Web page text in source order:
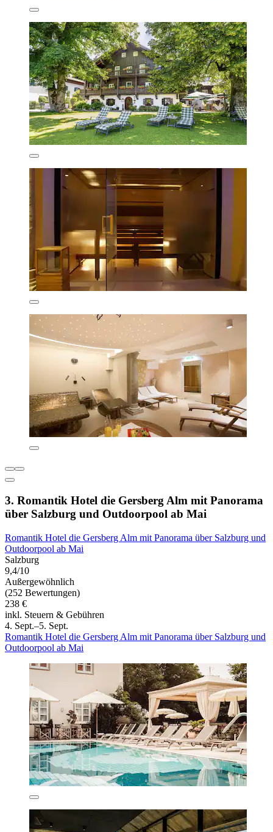
3. Romantik Hotel die Gersberg Alm mit Panorama
über Salzburg und Outdoorpool ab Mai
Romantik Hotel die Gersberg Alm mit Panorama über Salzburg und
Outdoorpool ab Mai
Salzburg
9,4/10
Außergewöhnlich
(252 Bewertungen)
238 €
inkl. Steuern & Gebühren
4. Sept.–5. Sept.
Romantik Hotel die Gersberg Alm mit Panorama über Salzburg und
Outdoorpool ab Mai